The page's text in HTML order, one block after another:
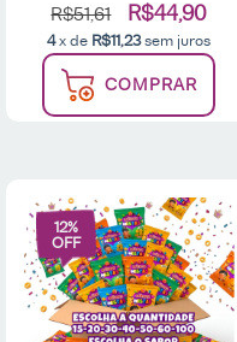
R$51,61
R$44,90
4x de R$11,23sem juros
COMPRAR
12%
OFF